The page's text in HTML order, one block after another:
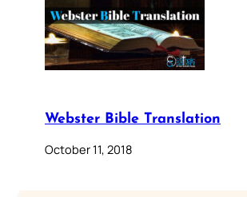
Webster Bible Translation
October 11, 2018